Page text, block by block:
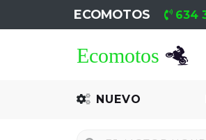
ECOMOTOS 634
NUEVO
Recambio